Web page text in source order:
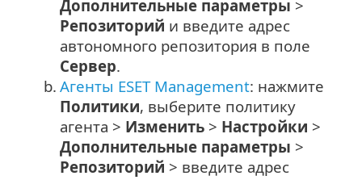
Дополнительные параметры >
Репозиторий и введите адрес
автономного репозитория в поле
Сервер.
b. Агенты ESET Management: нажмите
Политики, выберите политику
агента > Изменить > Настройки >
Дополнительные параметры >
Репозиторий > введите адрес